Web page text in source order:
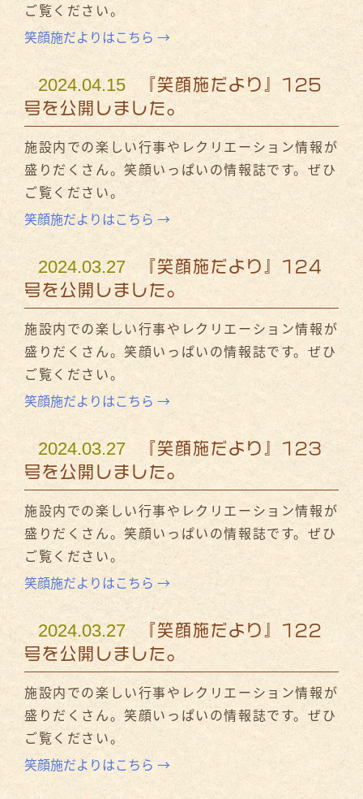
ご覧ください。
笑顔施だよりはこちら →
2024.04.15
『笑顔施だより』125
号を公開しました。
施設内での楽しい行事やレクリエーション情報が
盛りだくさん。笑顔いっぱいの情報誌です。ぜひ
ご覧ください。
笑顔施だよりはこちら →
2024.03.27
『笑顔施だより』124
号を公開しました。
施設内での楽しい行事やレクリエーション情報が
盛りだくさん。笑顔いっぱいの情報誌です。ぜひ
ご覧ください。
笑顔施だよりはこちら →
2024.03.27
『笑顔施だより』123
号を公開しました。
施設内での楽しい行事やレクリエーション情報が
盛りだくさん。笑顔いっぱいの情報誌です。ぜひ
ご覧ください。
笑顔施だよりはこちら →
2024.03.27
『笑顔施だより』122
号を公開しました。
施設内での楽しい行事やレクリエーション情報が
盛りだくさん。笑顔いっぱいの情報誌です。ぜひ
ご覧ください。
笑顔施だよりはこちら →